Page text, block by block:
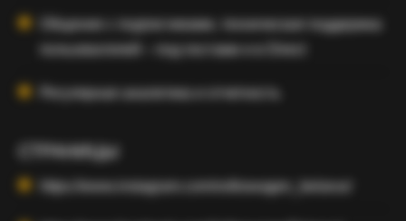
Общение с подписчиками, техническая поддержка
пользователей – под постами и в Direct
Регулярная аналитика и отчетность
СТРАНИЦЫ
https://www.instagram.com/volkswagen_belarus/